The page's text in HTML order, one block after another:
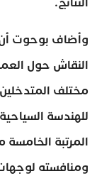
وأضاف بوحوت أن
النقاش حول
مختلف
للهندسة
المرتبة
ومنافسته